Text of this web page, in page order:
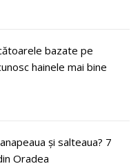
bazate pe
hainele mai bine
și salteaua? 7
Oradea